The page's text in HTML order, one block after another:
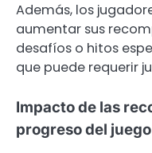
Además, los
aumentar sus
desafíos o hitos
que puede requerir
Impacto de las
progreso del juego